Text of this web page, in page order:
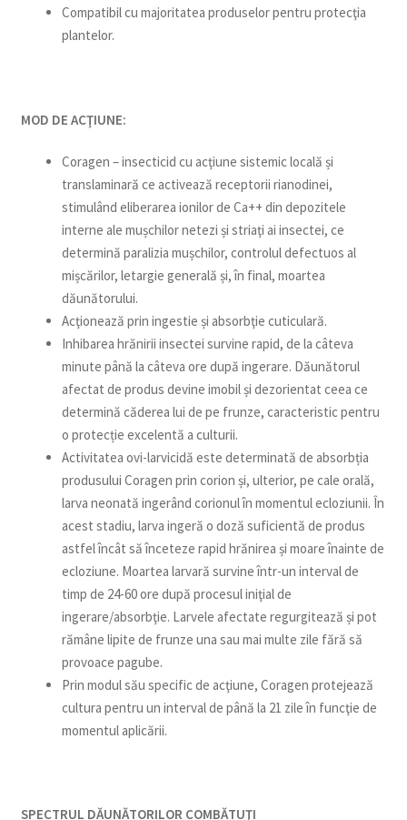
Compatibil cu majoritatea produselor pentru protecţia
plantelor.
MOD DE ACŢIUNE:
Coragen – insecticid cu acţiune sistemic locală și
translaminară ce activează receptorii rianodinei,
stimulând eliberarea ionilor de Ca++ din depozitele
interne ale mușchilor netezi și striaţi ai insectei, ce
determină paralizia mușchilor, controlul defectuos al
mișcărilor, letargie generală și, în final, moartea
dăunătorului.
Acţionează prin ingestie și absorbţie cuticulară.
Inhibarea hrănirii insectei survine rapid, de la câteva
minute până la câteva ore după ingerare. Dăunătorul
afectat de produs devine imobil și dezorientat ceea ce
determină căderea lui de pe frunze, caracteristic pentru
o protecție excelentă a culturii.
Activitatea ovi-larvicidă este determinată de absorbția
produsului Coragen prin corion și, ulterior, pe cale orală,
larva neonată ingerând corionul în momentul ecloziunii. În
acest stadiu, larva ingeră o doză suficientă de produs
astfel încât să înceteze rapid hrănirea și moare înainte de
ecloziune. Moartea larvară survine într-un interval de
timp de 24-60 ore după procesul iniţial de
ingerare/absorbţie. Larvele afectate regurgitează și pot
rămâne lipite de frunze una sau mai multe zile fără să
provoace pagube.
Prin modul său specific de acţiune, Coragen protejează
cultura pentru un interval de până la 21 zile în funcţie de
momentul aplicării.
SPECTRUL DĂUNĂTORILOR COMBĂTUŢI